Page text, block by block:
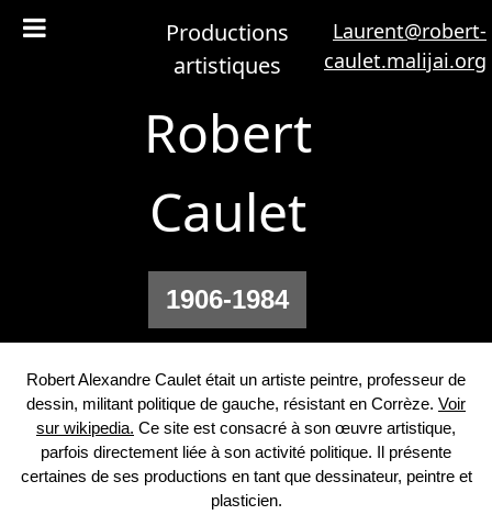
Productions
artistiques
Robert
Caulet
1906-1984
Laurent@robert-
caulet.malijai.org
Robert Alexandre Caulet était un artiste peintre, professeur de
dessin, militant politique de gauche, résistant en Corrèze. Voir
sur wikipedia. Ce site est consacré à son œuvre artistique,
parfois directement liée à son activité politique. Il présente
certaines de ses productions en tant que dessinateur, peintre et
plasticien.